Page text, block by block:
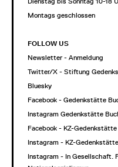
Montags geschlossen
FOLLOW US
Newsletter - Anmeldung
Twitter/X - Stiftung
Bluesky
Facebook - Gedenkstätte
Instagram Gedenkstätte
Facebook - KZ-
Instagram - KZ-
Instagram - In Gesellschaft.